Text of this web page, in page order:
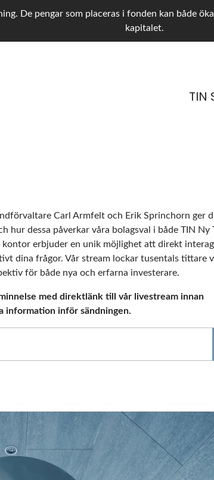
De pengar som placeras i fonden kan både
kapitalet.
TIN
Carl Armfelt och Erik Sprinchorn ger
hur dessa påverkar våra bolagsval i både TIN Ny
erbjuder en unik möjlighet att direkt
dina frågor. Vår stream lockar tusentals tittare
för både nya och erfarna investerare.
med direktlänk till vår livestream innan
information inför sändningen.